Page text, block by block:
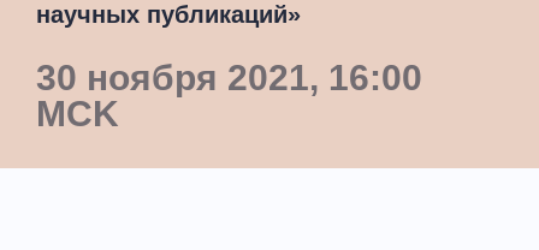
научных публикаций»
30 ноября 2021, 16:00
MCK